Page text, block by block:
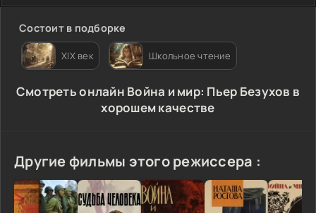
Состоит в подборке
XIX век Школьное чтение
Cмотреть онлайн Война и мир: Пьер Безухов в
хорошем качестве
Другие фильмы этого режиссера :